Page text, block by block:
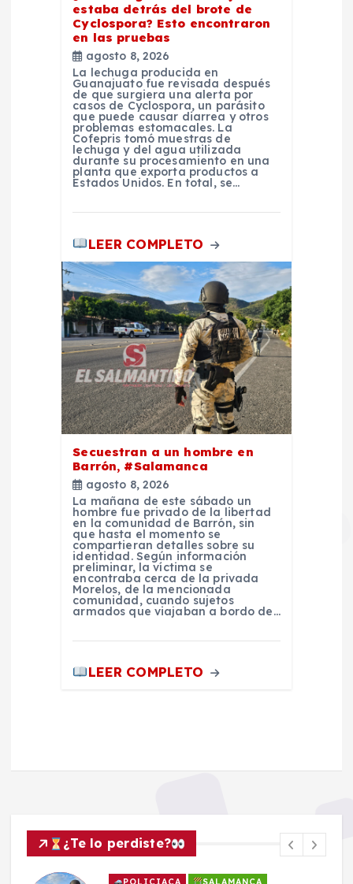
estaba detrás del brote de
Cyclospora? Esto encontraron
en las pruebas
agosto 8, 2026
La lechuga producida en
Guanajuato fue revisada después
de que surgiera una alerta por
casos de Cyclospora, un parásito
que puede causar diarrea y otros
problemas estomacales. La
Cofepris tomó muestras de
lechuga y del agua utilizada
durante su procesamiento en una
planta que exporta productos a
Estados Unidos. En total, se…
LEER COMPLETO
Secuestran a un hombre en
Barrón, #Salamanca
agosto 8, 2026
La mañana de este sábado un
hombre fue privado de la libertad
en la comunidad de Barrón, sin
que hasta el momento se
compartieran detalles sobre su
identidad. Según información
preliminar, la víctima se
encontraba cerca de la privada
Morelos, de la mencionada
comunidad, cuando sujetos
armados que viajaban a bordo de…
LEER COMPLETO
¿Te lo perdiste?
POLICIACA SALAMANCA